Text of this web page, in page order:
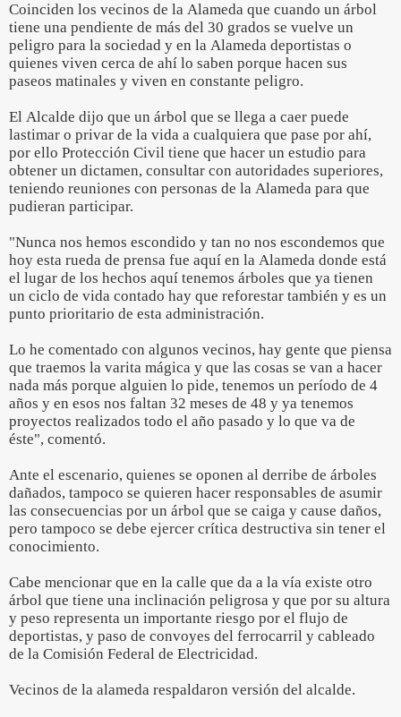
Coinciden los vecinos de la Alameda que cuando un árbol
tiene una pendiente de más del 30 grados se vuelve un
peligro para la sociedad y en la Alameda deportistas o
quienes viven cerca de ahí lo saben porque hacen sus
paseos matinales y viven en constante peligro.
El Alcalde dijo que un árbol que se llega a caer puede
lastimar o privar de la vida a cualquiera que pase por ahí,
por ello Protección Civil tiene que hacer un estudio para
obtener un dictamen, consultar con autoridades superiores,
teniendo reuniones con personas de la Alameda para que
pudieran participar.
"Nunca nos hemos escondido y tan no nos escondemos que
hoy esta rueda de prensa fue aquí en la Alameda donde está
el lugar de los hechos aquí tenemos árboles que ya tienen
un ciclo de vida contado hay que reforestar también y es un
punto prioritario de esta administración.
Lo he comentado con algunos vecinos, hay gente que piensa
que traemos la varita mágica y que las cosas se van a hacer
nada más porque alguien lo pide, tenemos un período de 4
años y en esos nos faltan 32 meses de 48 y ya tenemos
proyectos realizados todo el año pasado y lo que va de
éste", comentó.
Ante el escenario, quienes se oponen al derribe de árboles
dañados, tampoco se quieren hacer responsables de asumir
las consecuencias por un árbol que se caiga y cause daños,
pero tampoco se debe ejercer crítica destructiva sin tener el
conocimiento.
Cabe mencionar que en la calle que da a la vía existe otro
árbol que tiene una inclinación peligrosa y que por su altura
y peso representa un importante riesgo por el flujo de
deportistas, y paso de convoyes del ferrocarril y cableado
de la Comisión Federal de Electricidad.
Vecinos de la alameda respaldaron versión del alcalde.